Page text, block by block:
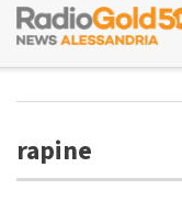
rapine